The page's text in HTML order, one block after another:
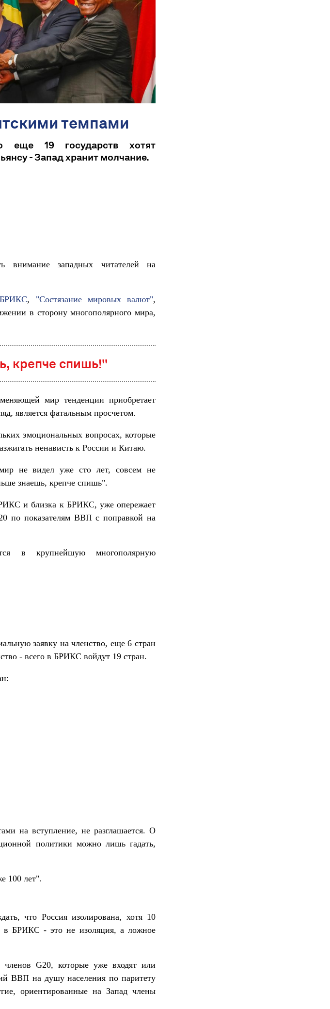
темпами
еще 19 государств хотят
- Запад хранит молчание.
внимание западных читателей на
БРИКС, "Состязание мировых валют",
в сторону многополярного мира,
крепче спишь!"
мир тенденции приобретает
является фатальным просчетом.
эмоциональных вопросах, которые
ненависть к России и Китаю.
не видел уже сто лет, совсем не
знаешь, крепче спишь".
и близка к БРИКС, уже опережает
по показателям ВВП с поправкой на
в крупнейшую многополярную
заявку на членство, еще 6 стран
- всего в БРИКС войдут 19 стран.
на вступление, не разглашается. О
политики можно лишь гадать,
100 лет".
что Россия изолирована, хотя 10
в БРИКС - это не изоляция, а ложное
G20, которые уже входят или
ВВП на душу населения по паритету
ориентированные на Запад члены